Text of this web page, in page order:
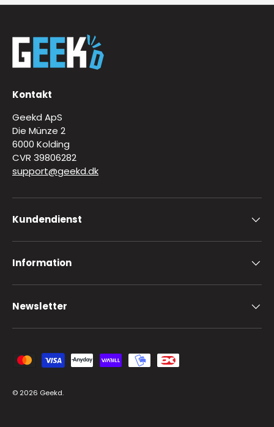
Kontakt
Geekd ApS
Die Münze 2
6000 Kolding
CVR 39806282
support@geekd.dk
Kundendienst
Information
Newsletter
Zahlungsmethoden
© 2026 Geekd.